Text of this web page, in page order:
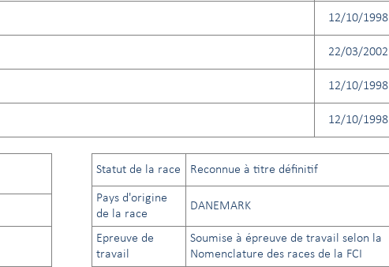
12/10/1998
22/03/2002
12/10/1998
12/10/1998
Statut de la race Reconnue à titre définitif
Pays d'origine
de la race
DANEMARK
Epreuve de
travail
Soumise à épreuve de travail selon la
Nomenclature des races de la FCI